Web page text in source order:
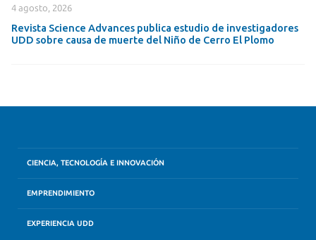
4 agosto, 2026
Revista Science Advances publica estudio de investigadores
UDD sobre causa de muerte del Niño de Cerro El Plomo
CIENCIA, TECNOLOGÍA E INNOVACIÓN
EMPRENDIMIENTO
EXPERIENCIA UDD